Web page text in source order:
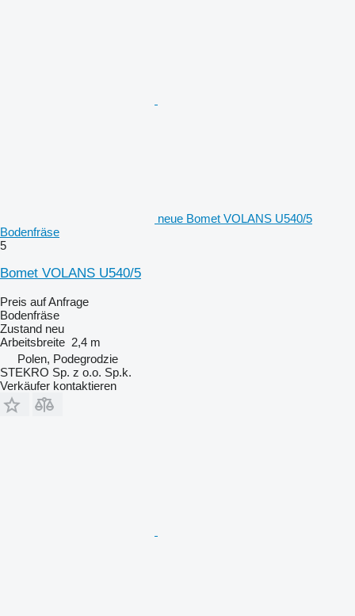
neue Bomet VOLANS U540/5
Bodenfräse
5
Bomet VOLANS U540/5
Preis auf Anfrage
Bodenfräse
Zustand neu
Arbeitsbreite 2,4 m
Polen, Podegrodzie
STEKRO Sp. z o.o. Sp.k.
Verkäufer kontaktieren